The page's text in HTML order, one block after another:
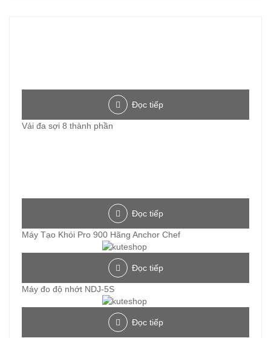
Đọc tiếp
Vải đa sợi 8 thành phần
Đọc tiếp
Máy Tạo Khói Pro 900 Hãng Anchor Chef
Đọc tiếp
Máy đo độ nhớt NDJ-5S
Đọc tiếp